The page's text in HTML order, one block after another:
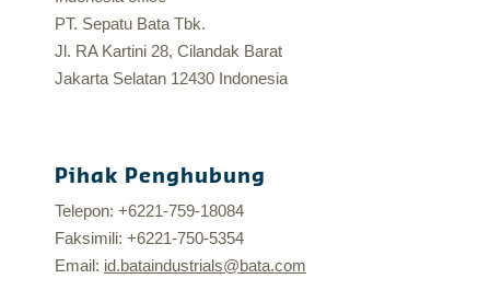
PT. Sepatu Bata Tbk.
Jl. RA Kartini 28, Cilandak Barat
Jakarta Selatan 12430 Indonesia
Pihak Penghubung
Telepon: +6221-759-18084
Faksimili: +6221-750-5354
Email: id.bataindustrials@bata.com